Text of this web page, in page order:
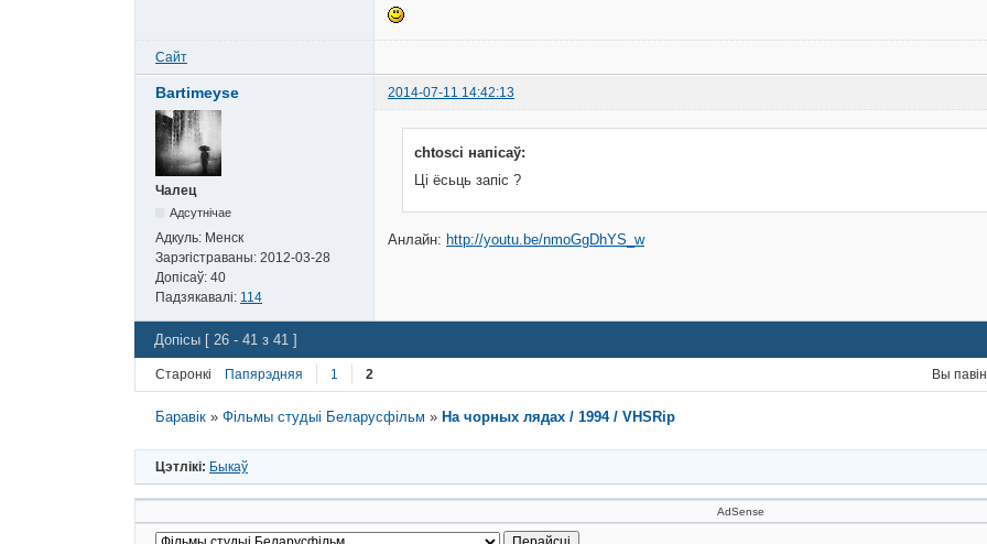
Сайт
Bartimeyse 2014-07-11 14:42:13
Чалец
Адсутнічае
Адкуль: Менск
Зарэгістраваны: 2012-03-28
Допісаў: 40
Падзякавалі: 114
chtosci напісаў:
Ці ёсьць запіс ?
Анлайн: http://youtu.be/nmoGgDhYS_w
Допісы [ 26 - 41 з 41 ]
Старонкі Папярэдняя 1 2 Вы
Баравік »Фільмы студыі Беларусфільм » На чорных лядах / 1994 / VHSRip
Цэтлікі: Быкаў
AdSense